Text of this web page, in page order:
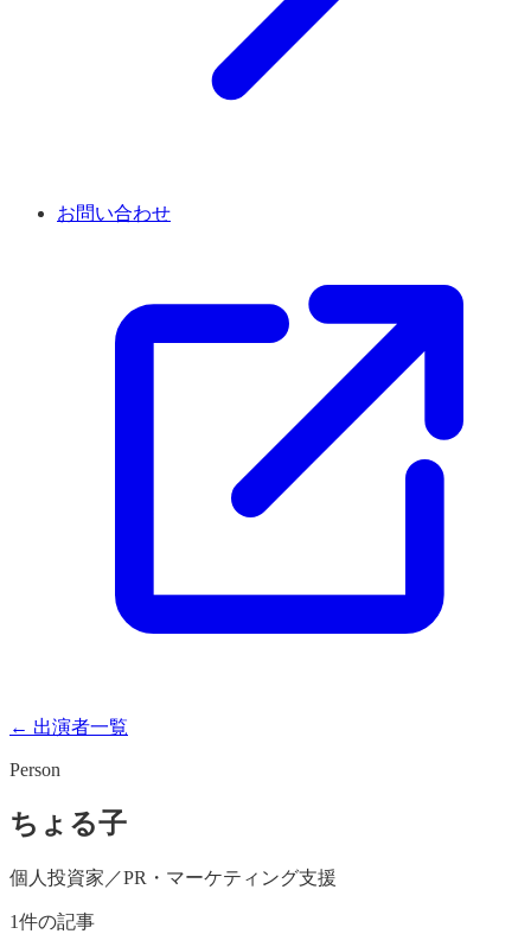
お問い合わせ
← 出演者一覧
Person
ちょる子
個人投資家／PR・マーケティング支援
1件の記事